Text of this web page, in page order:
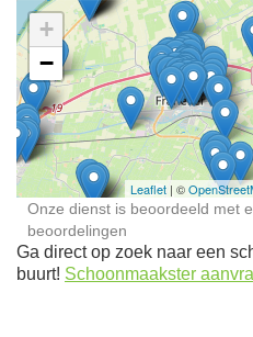
Ontdek meer
jou in de
+
−
Leaflet | ©
Onze dienst is beoordeeld met
beoordelingen
Ga direct op zoek naar een
buurt! Schoonmaakster